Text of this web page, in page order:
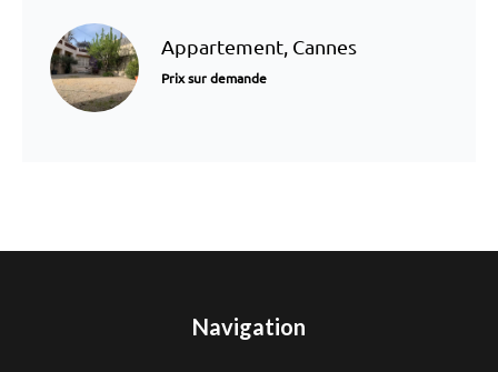
Appartement, Cannes
Prix sur demande
Navigation